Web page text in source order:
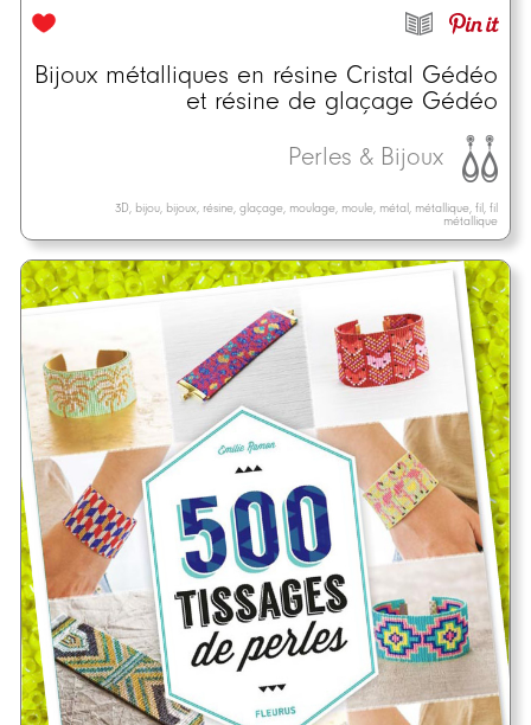
Bijoux métalliques en résine Cristal Gédéo
et résine de glaçage Gédéo
Perles & Bijoux
3D, bijou, bijoux, résine, glaçage, moulage, moule, métal, métallique, fil, fil
métallique